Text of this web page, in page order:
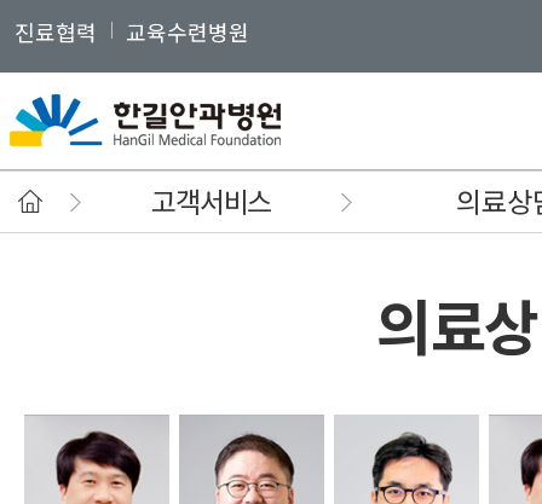
진료협력 교육수련병원
고객서비스 의료상
의료